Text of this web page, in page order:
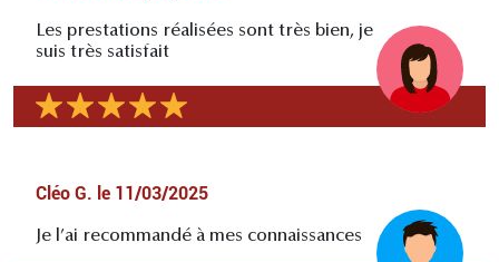
Les prestations réalisées sont très bien, je
suis très satisfait
Cléo G. le 11/03/2025
Je l’ai recommandé à mes connaissances